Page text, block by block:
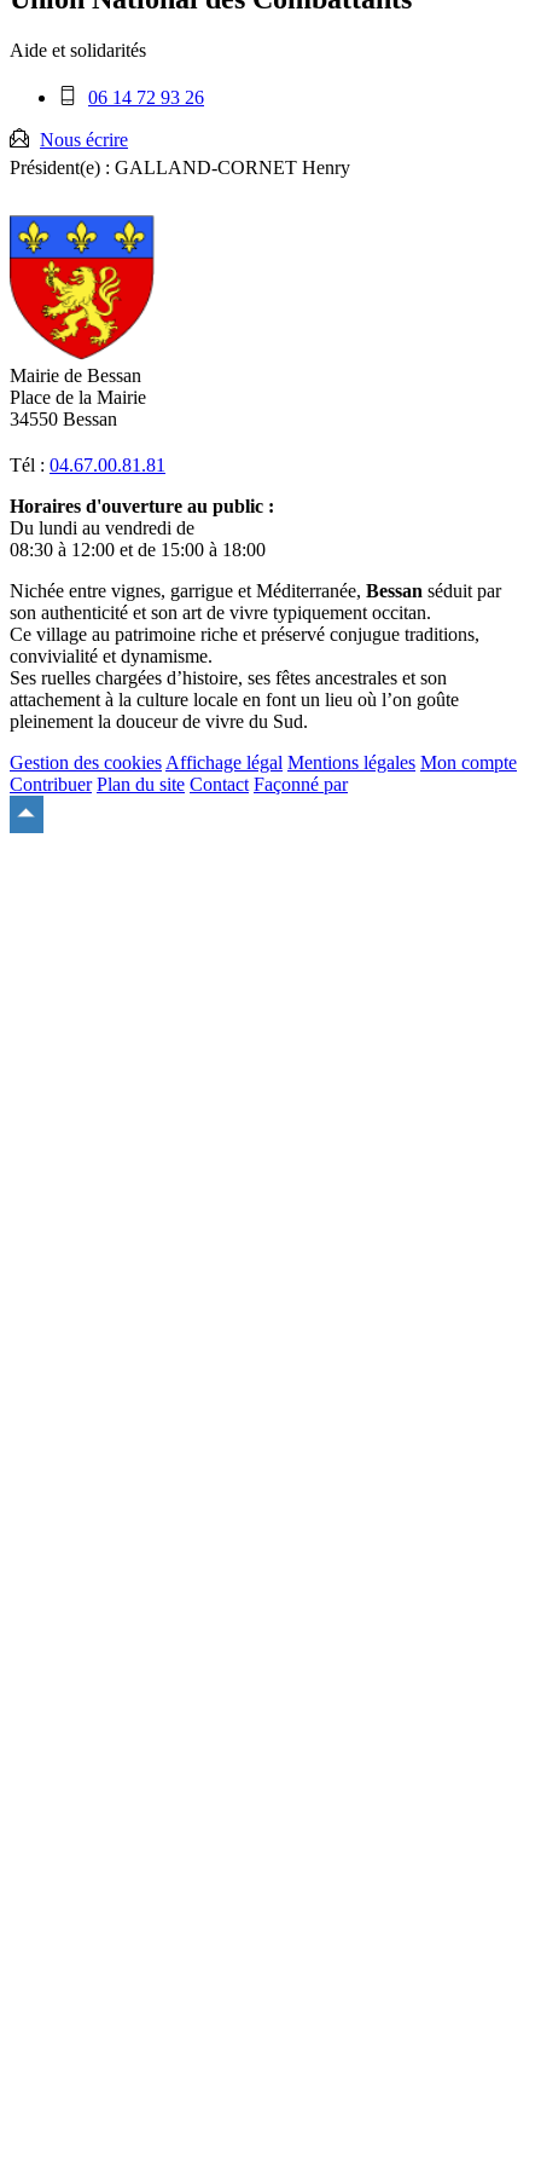
Aide et solidarités
Téléphone
:
06 14 72 93 26
Nous écrire
Président(e) : GALLAND-CORNET Henry
Mairie de Bessan
Place de la Mairie
34550 Bessan
Tél : 04.67.00.81.81
Horaires d'ouverture au public :
Du lundi au vendredi de
08:30 à 12:00 et de 15:00 à 18:00
Nichée entre vignes, garrigue et Méditerranée, Bessan séduit par
son authenticité et son art de vivre typiquement occitan.
Ce village au patrimoine riche et préservé conjugue traditions,
convivialité et dynamisme.
Ses ruelles chargées d’histoire, ses fêtes ancestrales et son
attachement à la culture locale en font un lieu où l’on goûte
pleinement la douceur de vivre du Sud.
Gestion des cookies Affichage légal Mentions légales Mon compte
Contribuer Plan du site Contact Façonné par